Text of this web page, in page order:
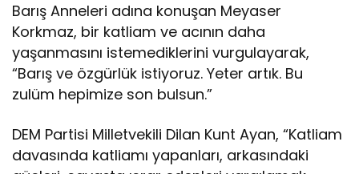
Barış Anneleri adına konuşan Meyaser
Korkmaz, bir katliam ve acının daha
yaşanmasını istemediklerini vurgulayarak,
“Barış ve özgürlük istiyoruz. Yeter artık. Bu
zulüm hepimize son bulsun.”
DEM Partisi Milletvekili Dilan Kunt Ayan, “Katliam
davasında katliamı yapanları, arkasındaki